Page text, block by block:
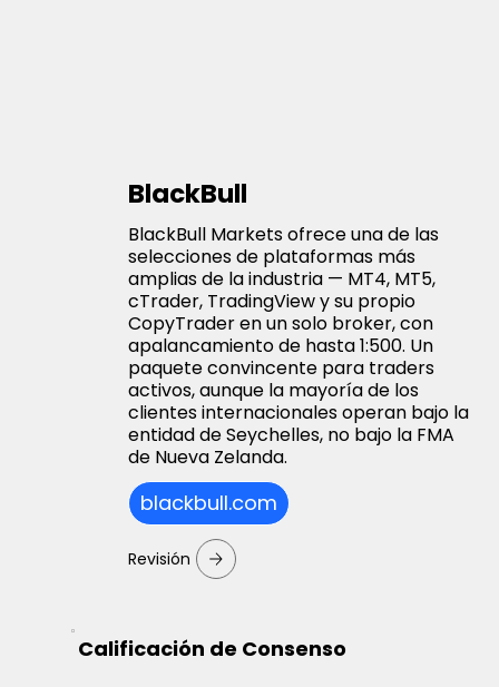
BlackBull
BlackBull Markets ofrece una de las
selecciones de plataformas más
amplias de la industria — MT4, MT5,
cTrader, TradingView y su propio
CopyTrader en un solo broker, con
apalancamiento de hasta 1:500. Un
paquete convincente para traders
activos, aunque la mayoría de los
clientes internacionales operan bajo la
entidad de Seychelles, no bajo la FMA
de Nueva Zelanda.
blackbull.com
Revisión
Calificación de Consenso